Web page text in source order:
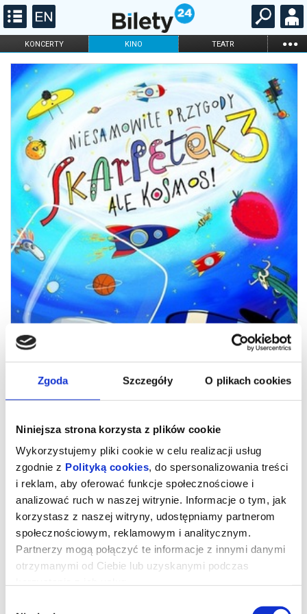
Zgoda Szczegóły O plikach cookies
Niniejsza strona korzysta z plików cookie
Wykorzystujemy pliki cookie w celu realizacji usług
zgodnie z Polityką cookies, do spersonalizowania treści
i reklam, aby oferować funkcje społecznościowe i
analizować ruch w naszej witrynie. Informacje o tym, jak
korzystasz z naszej witryny, udostępniamy partnerom
społecznościowym, reklamowym i analitycznym.
Partnerzy mogą połączyć te informacje z innymi danymi
otrzymanymi od Ciebie lub uzyskanymi podczas
KONCERTY KINO TEATR ...
FILHARMONIA OPERA I BALET
STAND-UP
DLA DZIECI
ONLINE KARNETY
Niesamowite przygody skarpetek 3.
Ale kosmos!
KINO PRZEDSZKOLAKA
powracają do kin z nowymi przygodami. Zagadka
kosmos to dopiero początek! Czy skarpetka może zostać